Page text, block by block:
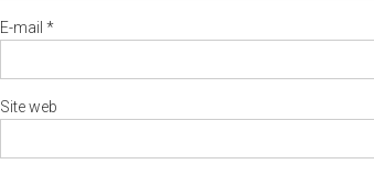
E-mail *
Site web